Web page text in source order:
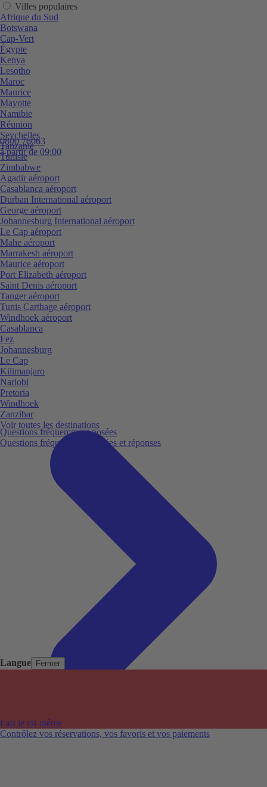
Langue Fermer
0800 76063
à partir de 09:00
Questions fréquemment posées
Questions fréquemment posées et réponses
Fais le toi-même
Contrôlez vos réservations, vos favoris et vos paiements
Villes populaires
Afrique du Sud
Botswana
Cap-Vert
Égypte
Kenya
Lesotho
Maroc
Maurice
Mayotte
Namibie
Réunion
Seychelles
Tanzanie
Tunisie
Zimbabwe
Agadir aéroport
Casablanca aéroport
Durban International aéroport
George aéroport
Johannesburg International aéroport
Le Cap aéroport
Mahe aéroport
Marrakesh aéroport
Maurice aéroport
Port Elizabeth aéroport
Saint Denis aéroport
Tanger aéroport
Tunis Carthage aéroport
Windhoek aéroport
Casablanca
Fez
Johannesburg
Le Cap
Kilimanjaro
Nariobi
Pretoria
Windhoek
Zanzibar
Voir toutes les destinations
Aéroports populaires
Villes populaires
Australie